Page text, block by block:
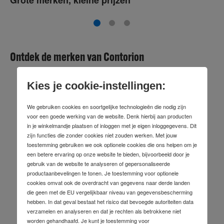
Ontdek de merken van Contorion
Kies je cookie-instellingen:
We gebruiken cookies en soortgelijke technologieën die nodig zijn
voor een goede werking van de website. Denk hierbij aan producten
in je winkelmandje plaatsen of inloggen met je eigen inloggegevens. Dit
zijn functies die zonder cookies niet zouden werken. Met jouw
toestemming gebruiken we ook optionele cookies die ons helpen om je
een betere ervaring op onze website te bieden, bijvoorbeeld door je
gebruik van de website te analyseren of gepersonaliseerde
productaanbevelingen te tonen. Je toestemming voor optionele
cookies omvat ook de overdracht van gegevens naar derde landen
die geen met de EU vergelijkbaar niveau van gegevensbescherming
hebben. In dat geval bestaat het risico dat bevoegde autoriteiten data
verzamelen en analyseren en dat je rechten als betrokkene niet
worden gehandhaafd. Je kunt je toestemming voor